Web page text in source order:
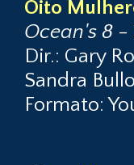
Oito
Ocean's 8 -
Dir.: Gary
Sandra
Formato: